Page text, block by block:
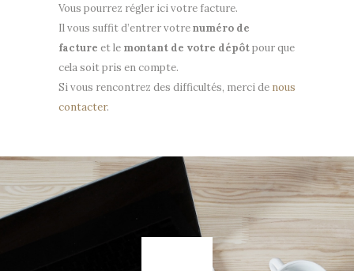
Vous pourrez régler ici votre facture.
Il vous suffit d’entrer votrenuméro de
facture et le montant de votre dépôtpour que
cela soit pris en compte.
Si vous rencontrez des difficultés, merci de nous
contacter.